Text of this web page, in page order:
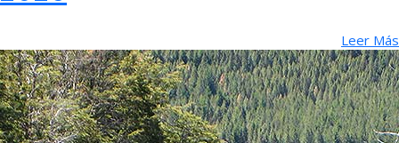
Leer Más